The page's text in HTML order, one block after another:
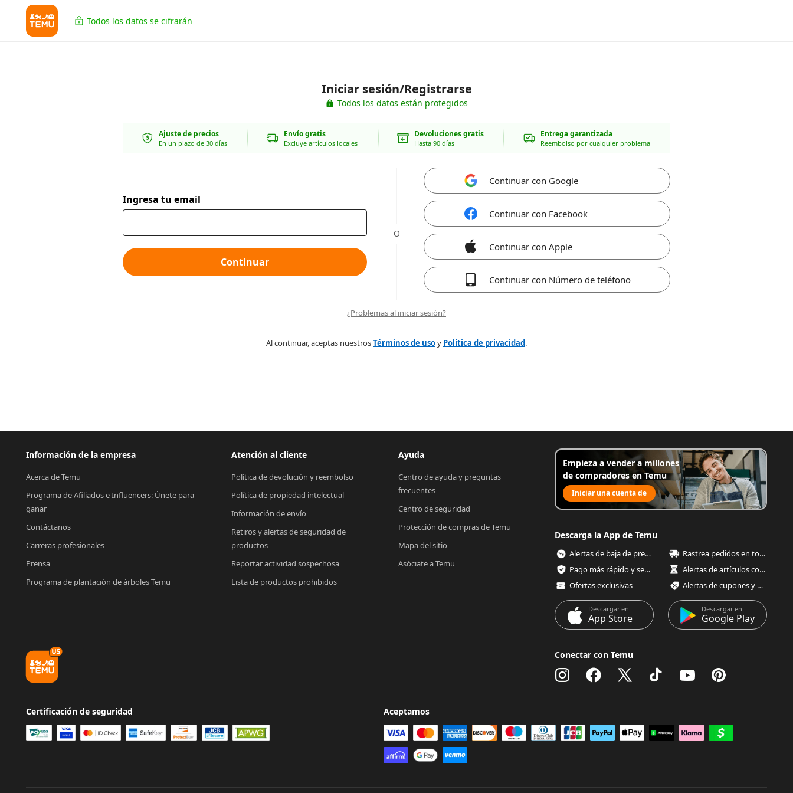
Todos los datos se cifrarán
Iniciar sesión/Registrarse
Todos los datos están protegidos
Ajuste de precios
En un plazo de 30 días
Envío gratis
Excluye artículos locales
Devoluciones gratis
Hasta 90 días
Entrega garantizada
Reembolso por cualquier problema
Ingresa tu email
Continuar
O
Continuar con Google
Continuar con Facebook
Continuar con Apple
Continuar con Número de teléfono
¿Problemas al iniciar sesión?
Al continuar, aceptas nuestrosTérminos de usoy Política de privacidad.
Información de la empresa
Acerca de Temu
Programa de Afiliados e Influencers: Únete para
ganar
Contáctanos
Carreras profesionales
Prensa
Programa de plantación de árboles Temu
Atención al cliente
Política de devolución y reembolso
Política de propiedad intelectual
Información de envío
Retiros y alertas de seguridad de
productos
Reportar actividad sospechosa
Lista de productos prohibidos
Ayuda
Centro de ayuda y preguntas
frecuentes
Centro de seguridad
Protección de compras de Temu
Mapa del sitio
Asóciate a Temu
Empieza a vender a millones
de compradores en Temu
Iniciar una cuenta de
venta
Descarga la App de Temu
Alertas de baja de precios
Rastrea pedidos en todo momento
Pago más rápido y seguro
Alertas de artículos con poco stock
Ofertas exclusivas
Alertas de cupones y ofertas
Descargar en
App Store
Descargar en
Google Play
Conectar con Temu
Certificación de seguridad Aceptamos